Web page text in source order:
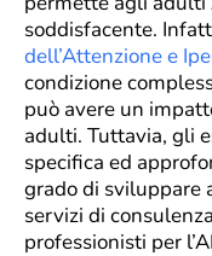
soddisfacente.
dell’Attenzione e
condizione
può avere un
adulti. Tuttavia, gli
specifica ed
grado di sviluppare
servizi di
professionisti per